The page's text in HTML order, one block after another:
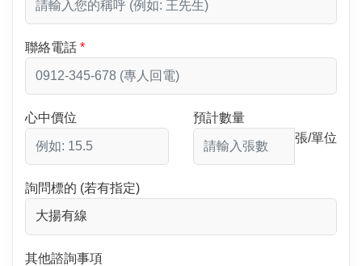
聯絡電話
心中價位
預計數量
張/單位
詢問標的 (若有指定)
其他諮詢事項